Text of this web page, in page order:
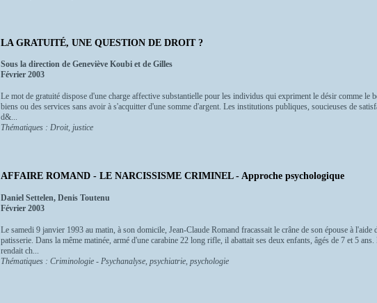
LA GRATUITÉ, UNE QUESTION DE DROIT ?
Sous la direction de Geneviève Koubi et de Gilles
Février 2003
Le mot de gratuité dispose d'une charge affective substantielle pour les individus qui expriment le désir comme le
biens ou des services sans avoir à s'acquitter d'une somme d'argent. Les institutions publiques, soucieuses de
d&...
Thématiques : Droit, justice
AFFAIRE ROMAND - LE NARCISSISME CRIMINEL - Approche psychologique
Daniel Settelen, Denis Toutenu
Février 2003
Le samedi 9 janvier 1993 au matin, à son domicile, Jean-Claude Romand fracassait le crâne de son épouse à l'aide
patisserie. Dans la même matinée, armé d'une carabine 22 long rifle, il abattait ses deux enfants, âgés de 7 et 5
rendait ch...
Thématiques : Criminologie - Psychanalyse, psychiatrie, psychologie